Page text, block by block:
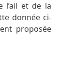
l’ail et de la
donnée ci-
proposée